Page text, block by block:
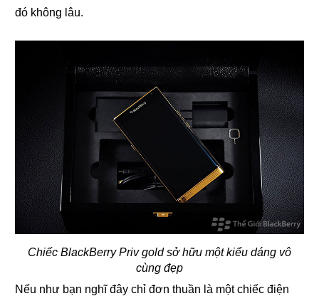
đó không lâu.
Chiếc BlackBerry Priv gold sở hữu một kiểu dáng vô
cùng đẹp
Nếu như bạn nghĩ đây chỉ đơn thuần là một chiếc điện